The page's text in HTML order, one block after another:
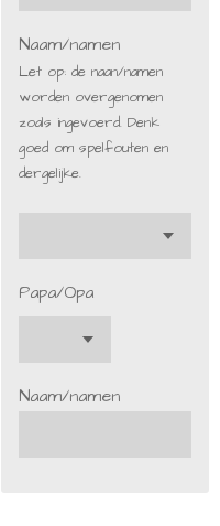
Naam/namen
Let op: de naan/namen
worden overgenomen
zoals ingevoerd. Denk
goed om spelfouten en
dergelijke.
Papa/Opa
Naam/namen